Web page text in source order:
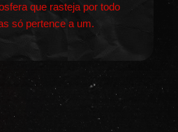
que rasteja por todo
só pertence a um.